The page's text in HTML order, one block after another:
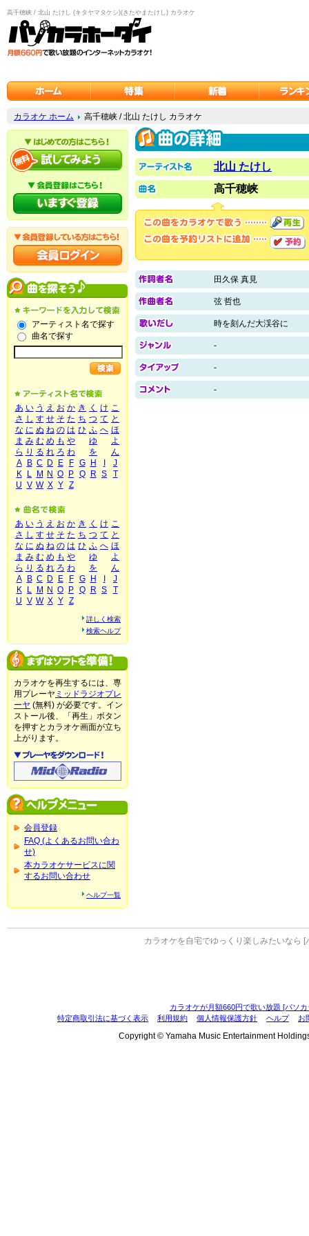
高千穂峡 / 北山 たけし (キタヤマタケシ)(きたやまたけし) カラオケ
カラオケ ホーム 高千穂峡 / 北山 たけし カラオケ
アーティスト名で探す
曲名で探す
あ い う え お か き く け こ
さ し す せ そ た ち つ て と
な に ぬ ね の は ひ ふ へ ほ
ま み む め も や ゆ
よ
ら り る れ ろ わ を
ん
A
B C D E F G H
J
K
L M N O P Q R S
T
U V W X Y Z
あ い う え お か き く け こ
さ し す せ そ た ち つ て と
な に ぬ ね の は ひ ふ へ ほ
ま み む め も や ゆ
よ
ら り る れ ろ わ を
ん
A
B C D E F G H
J
K
L M N O P Q R S
T
U V W X Y Z
詳しく検索
検索ヘルプ
カラオケを再生するには、専
用プレーヤ ミッドラジオプレ
ーヤ (無料) が必要です。イン
ストール後、「再生」ボタン
を押すとカラオケ画面が立ち
上がります。
会員登録
FAQ (よくあるお問い合わ
せ)
本カラオケサービスに関
するお問い合わせ
ヘルプ一覧
北山 たけし
高千穂峡
田久保 真見
弦 哲也
時を刻んだ大渓谷に
-
-
-
カラオケを自宅でゆっくり楽しみたいなら [
カラオケが月額660円で歌い放題 [パソ
特定商取引法に基づく表示
利用規約 個人情報保護方針 ヘルプ お
Copyright © Yamaha Music Entertainment